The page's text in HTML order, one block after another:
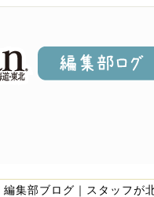
編集部ブログ｜スタッフが